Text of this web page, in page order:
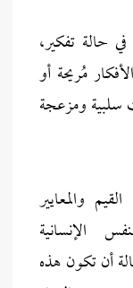
حالة تفكير،
مُريحة أو
سلبية ومزعجة
والمعايير
الإنسانية
أن تكون هذه